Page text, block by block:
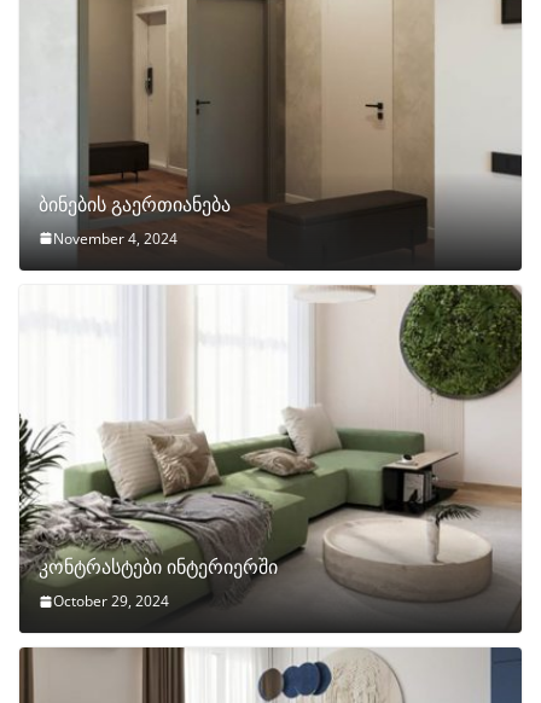
ბინების გაერთიანება
November 4, 2024
კონტრასტები ინტერიერში
October 29, 2024